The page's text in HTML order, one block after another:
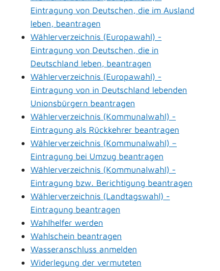
Eintragung von Deutschen, die im Ausland
leben, beantragen
Wählerverzeichnis (Europawahl) -
Eintragung von Deutschen, die in
Deutschland leben, beantragen
Wählerverzeichnis (Europawahl) -
Eintragung von in Deutschland lebenden
Unionsbürgern beantragen
Wählerverzeichnis (Kommunalwahl) -
Eintragung als Rückkehrer beantragen
Wählerverzeichnis (Kommunalwahl) –
Eintragung bei Umzug beantragen
Wählerverzeichnis (Kommunalwahl) -
Eintragung bzw. Berichtigung beantragen
Wählerverzeichnis (Landtagswahl) -
Eintragung beantragen
Wahlhelfer werden
Wahlschein beantragen
Wasseranschluss anmelden
Widerlegung der vermuteten